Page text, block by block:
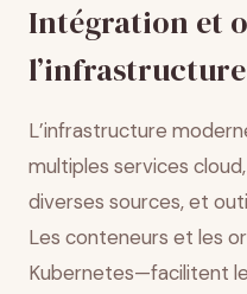
Intégration et
l’infrastructure
L’infrastructure
multiples services
diverses sources, et
Les conteneurs et les
Kubernetes—facilitent